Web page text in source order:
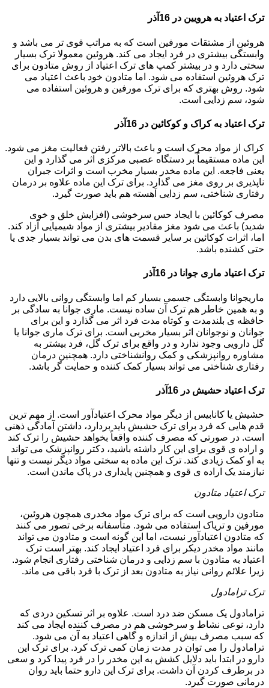
ترک اعتیاد به هرویین در 16آذر
هروئین از مشتقات مورفین است که به مراتب قوی تر می باشد و
وابستگی بیشتری در فرد ایجاد می کند. هروئین معمولا ترک بسیار
سختی دارد و در بیشتر کمپ های ترک اعتیاد از روش متادون برای
ترک هروئین استفاده می شود. اما متادون خود باعث اعتیاد می
شود. روش بهتری که برای ترک مورفین و هروئین استفاده می
شود، سم زدایی است.
ترک اعتیاد به کراک و کوکائین در 16آذر
کراک از مواد محرک است و باعث بالاتر رفتن فعالیت مغز می شود.
این ماده مستقیماً بر دستگاه عصبی مرکزی اثر می گذارد و این
یعنی فاجعه. این ماده مخدر بسیار مخرب است و اثرات جبران
ناپذیری بر روی مغز می گذارد. برای ترک این ماده علاوه بر درمان
رفتاری شناختی، سم زدایی آهسته هم باید صورت گیرد.
مصرف کوکائین با ایجاد حس سرخوشی (افزایش خلق و خوی
شدید) باعث می شود مغز مقادیر بیشتری از مواد شیمیایی آزاد کند.
اما، اثرات کوکائین بر سایر قسمت های بدن می تواند بسیار جدی یا
حتی کشنده باشد.
ترک اعتیاد ماری جوانا در 16آذر
ماریجوانا وابستگی جسمی بسیار کم اما وابستگی روانی بالایی دارد
و به همین خاطر هم ترک آن ساده نیست. ماری جوانا به سادگی بر
حافظه ی بلندمدت و کوتاه مدت فرد اثر می گذارد و این برای
جوانان و نوجوانان اثر بسیار مخربی است. برای ترک ماری جوانا یا
گل دارویی وجود ندارد و در واقع برای ترک گل، فرد بیشتر به
مشاوره روانپزشکی و کمک روانشناختی دارد. همچنین درمان
رفتاری شناختی می تواند بسیار کمک کننده و حمایت گر باشد.
ترک اعتیاد حشیش در 16آذر
حشیش یا کانابیس از دیگر مواد محرک اعتیادآور است. از مهم ترین
قدم هایی که فرد برای ترک حشیش باید بردارد، داشتن آمادگی ذهنی
است. در صورتی که مصرف کننده واقعاً بخواهد حشیش را ترک کند
و اراده ی قوی برای این کار داشته باشید، دکتر روانپزشک می تواند
به او کمک زیادی کند. ترک این ماده به سختی مواد دیگر نیست و تنها
نیازمند یک اراده ی قوی و همچنین پایداری در پاک ماندن است.
ترک اعتیاد متادون
متادون دارویی است که برای ترک مواد مخدری همچون هروئین،
مورفین و تریاک استفاده می شود. متأسفانه برخی تصور می کنند
که متادون اعتیادآور نیست، اما این گونه است و متادون می تواند
مانند مواد مخدر دیکر برای فرد اعتیاد ایجاد کند. بهتر است ترک
اعتیاد به متادون با سم زدایی و درمان شناختی رفتاری انجام شود.
زیرا علائم روانی نیاز به متادون بعد از ترک با فرد باقی می ماند.
ترک ترامادول
ترامادول یک مسکن ضد درد است. علاوه بر اثر تسکین دردی که
دارد، نوعی نشاط و سرخوشی هم در مصرف کننده ایجاد می کند
که سبب مصرف بیش از اندازه و گاهی اعتیاد به آن می شود.
ترامادول را می توان در مدت زمان کمی ترک کرد. برای ترک این
دارو در ابتدا باید دلایل کشش به این مخدر را در فرد پیدا کرد و سعی
در برطرف کردن آن داشت. برای ترک این دارو حتما باید روان
درمانی صورت گیرد.